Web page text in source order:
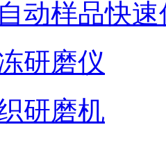
动样品快速
研磨仪
研磨机